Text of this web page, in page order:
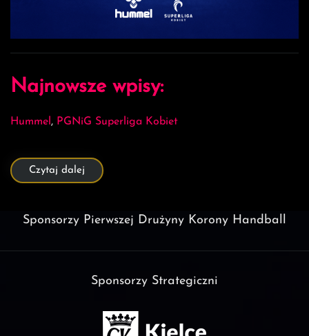
Najnowsze wpisy:
Hummel , PGNiG Superliga Kobiet
Czytaj dalej
Sponsorzy Pierwszej Drużyny Korony Handball
Sponsorzy Strategiczni